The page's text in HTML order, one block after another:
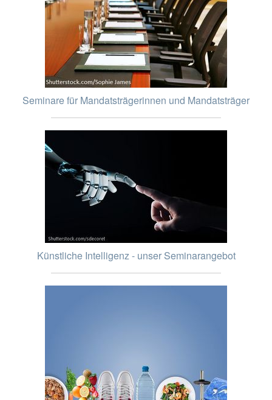
Seminare für Mandatsträgerinnen und Mandatsträger
Künstliche Intelligenz - unser Seminarangebot